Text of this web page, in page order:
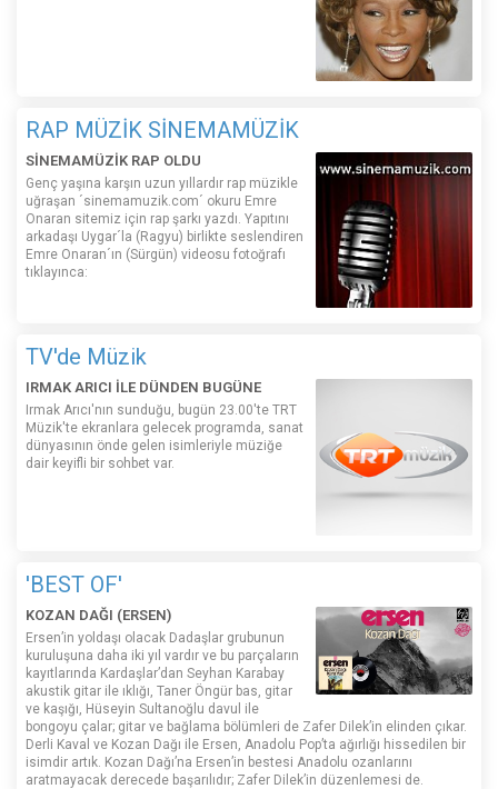
RAP MÜZİK SİNEMAMÜZİK
SİNEMAMÜZİK RAP OLDU
Genç yaşına karşın uzun yıllardır rap müzikle
uğraşan ´sinemamuzik.com´ okuru Emre
Onaran sitemiz için rap şarkı yazdı. Yapıtını
arkadaşı Uygar´la (Ragyu) birlikte seslendiren
Emre Onaran´ın (Sürgün) videosu fotoğrafı
tıklayınca:
TV'de Müzik
IRMAK ARICI İLE DÜNDEN BUGÜNE
Irmak Arıcı'nın sunduğu, bugün 23.00'te TRT
Müzik'te ekranlara gelecek programda, sanat
dünyasının önde gelen isimleriyle müziğe
dair keyifli bir sohbet var.
'BEST OF'
KOZAN DAĞI (ERSEN)
Ersen’in yoldaşı olacak Dadaşlar grubunun
kuruluşuna daha iki yıl vardır ve bu parçaların
kayıtlarında Kardaşlar’dan Seyhan Karabay
akustik gitar ile ıklığı, Taner Öngür bas, gitar
ve kaşığı, Hüseyin Sultanoğlu davul ile
bongoyu çalar; gitar ve bağlama bölümleri de Zafer Dilek’in elinden çıkar.
Derli Kaval ve Kozan Dağı ile Ersen, Anadolu Pop’ta ağırlığı hissedilen bir
isimdir artık. Kozan Dağı’na Ersen’in bestesi Anadolu ozanlarını
aratmayacak derecede başarılıdır; Zafer Dilek’in düzenlemesi de.